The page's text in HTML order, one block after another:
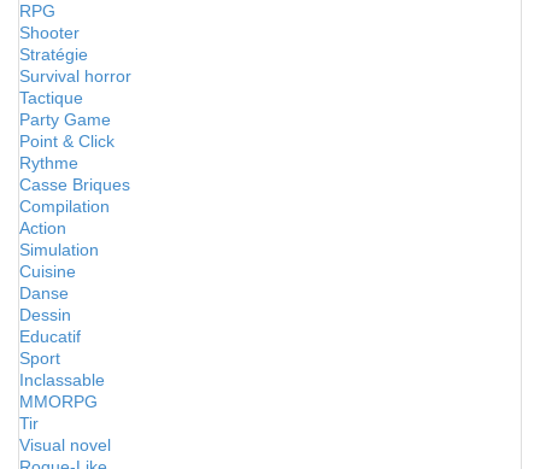
RPG
Shooter
Stratégie
Survival horror
Tactique
Party Game
Point & Click
Rythme
Casse Briques
Compilation
Action
Simulation
Cuisine
Danse
Dessin
Educatif
Sport
Inclassable
MMORPG
Tir
Visual novel